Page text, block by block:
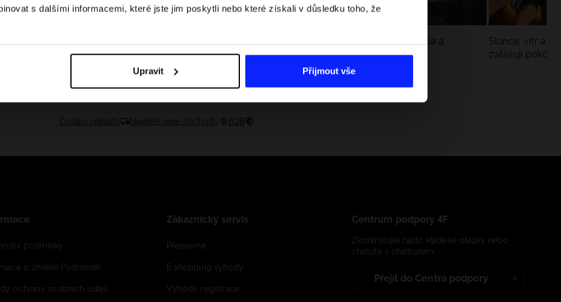
s dalšími informacemi, které jste jim poskytli nebo které získali v důsledku toho, že
Upravit Přijmout vše
průvodce
závodů, rekordy a nejlepší jezdci F1
Jak si sbalit batoh do letadla a
nepřekročit limity?
Slunce, vítr a
zatěžují
Dodací náklady Najděte naše obchody B2B
podmínky
o změně Podmínek
ochrany osobních údajů
Zákaznický servis
Přepravné
E shopping vyhody
Výhody registrace
Centrum podpory 4F
Zkontrolujte často kladené otázky nebo
chatujte s chatbotem:
Přejít do Centra podpory